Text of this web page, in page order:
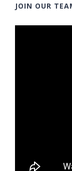
JOIN OUR